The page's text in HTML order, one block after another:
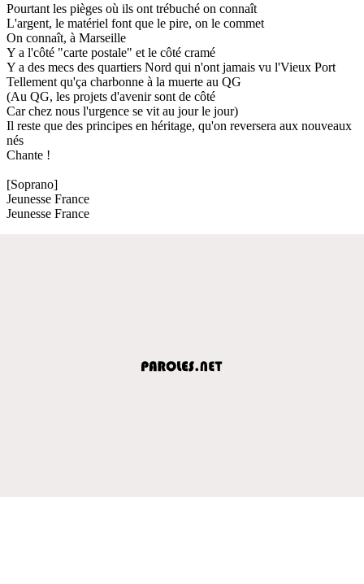
Pourtant les pièges où ils ont trébuché on connaît
L'argent, le matériel font que le pire, on le commet
On connaît, à Marseille
Y a l'côté "carte postale" et le côté cramé
Y a des mecs des quartiers Nord qui n'ont jamais vu l'Vieux Port
Tellement qu'ça charbonne à la muerte au QG
(Au QG, les projets d'avenir sont de côté
Car chez nous l'urgence se vit au jour le jour)
Il reste que des principes en héritage, qu'on reversera aux nouveaux
nés
Chante !
[Soprano]
Jeunesse France
Jeunesse France